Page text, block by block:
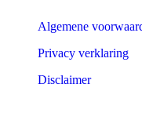
Algemene
Privacy verklaring
Disclaimer